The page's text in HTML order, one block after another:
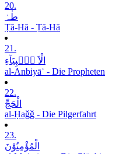
20.
طٰہٰ
Ṭā-Hā - Ṭā-Hā
21.
الْاَ نۡۢبِیَآءِ
al-Anbiyāʾ - Die Propheten
22.
الْحَجِّ
al-Ḥaǧǧ - Die Pilgerfahrt
23.
الْمُؤْمِنُوْنَ